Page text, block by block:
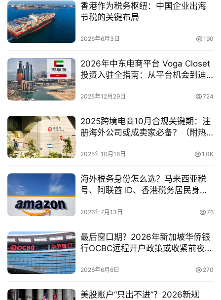
香港作为税务枢纽：中国企业出海
节税的关键布局
2026年6月3日 190
2026年中东电商平台 Voga Closet
投资入驻全指南：从平台机会到迪
2025年12月29日 724
2025跨境电商10月合规关键期：注
册海外公司或成卖家必备？（附热
2025年10月16日 1.0K
海外税务身份怎么选？马来西亚税
号、阿联酋 ID、香港税务居民身份
2026年7月13日 76
最后窗口期？2026年新加坡华侨银
行OCBC远程开户政策或收紧前夜，
2026年6月6日 270
美股账户“只出不进”？2026新规